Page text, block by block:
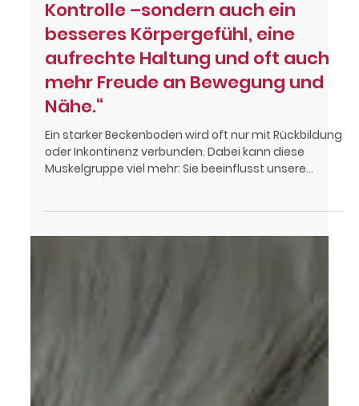
„Ein starker Beckenboden
Kontrolle –sondern auch ein
besseres Körpergefühl, eine
aufrechte Haltung und oft auch
mehr Freude an Bewegung und